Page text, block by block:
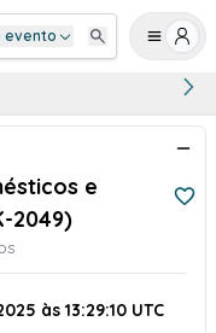
evento
e
2049)
às 13:29:10 UTC